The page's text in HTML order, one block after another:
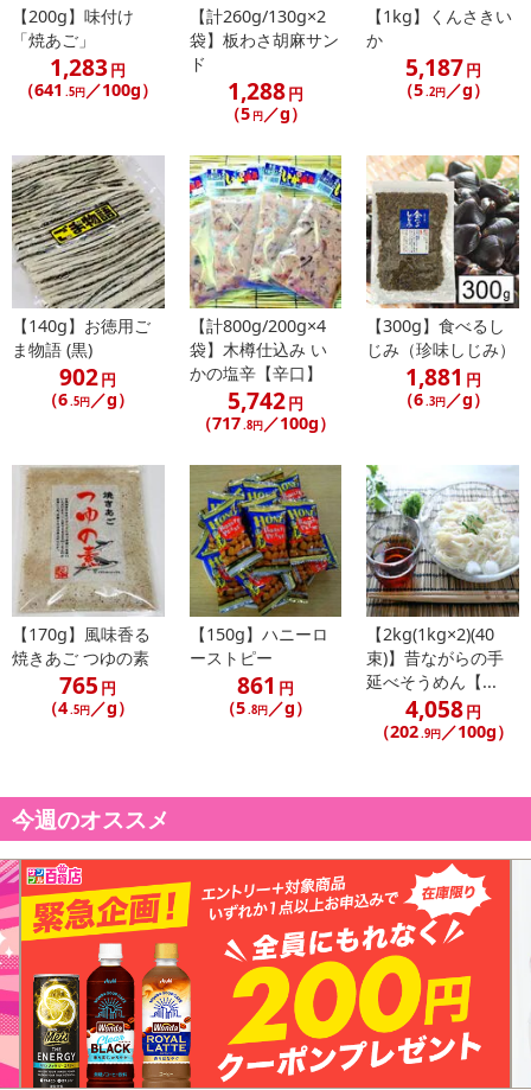
【200g】味付け
「焼あご」
1,283円
（641 .5円／100g）
【計260g/130g×2
袋】板わさ胡麻サン
ド
1,288円
（5 円／g）
【1kg】くんさきい
か
5,187円
（5.2円／g）
【140g】お徳用ご
ま物語 (黒)
902円
（6.5円 ／g）
【計800g/200g×4
袋】木樽仕込み い
かの塩辛【辛口】
5,742円
（717.8円／100g）
【300g】食べるし
じみ（珍味しじみ）
1,881 円
（6.3円／g）
【170g】風味香る
焼きあご つゆの素
765 円
（4.5円／g）
【150g】ハニーロ
ーストピー
861 円
（5.8円／g）
【2kg(1kg×2)(40
束)】昔ながらの手
延べそうめん【...
4,058円
（202.9円／100g）
今週のオススメ